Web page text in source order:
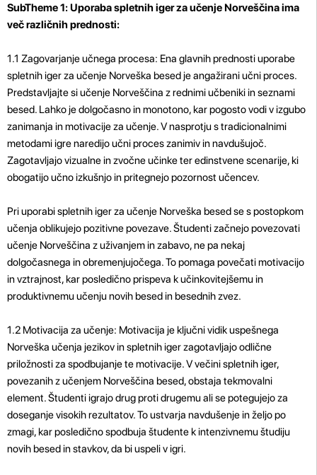
SubTheme 1: Uporaba spletnih iger za učenje Norveščina ima
več različnih prednosti:
1.1 Zagovarjanje učnega procesa: Ena glavnih prednosti uporabe
spletnih iger za učenje Norveška besed je angažirani učni proces.
Predstavljajte si učenje Norveščina z rednimi učbeniki in seznami
besed. Lahko je dolgočasno in monotono, kar pogosto vodi v izgubo
zanimanja in motivacije za učenje. V nasprotju s tradicionalnimi
metodami igre naredijo učni proces zanimiv in navdušujoč.
Zagotavljajo vizualne in zvočne učinke ter edinstvene scenarije, ki
obogatijo učno izkušnjo in pritegnejo pozornost učencev.
Pri uporabi spletnih iger za učenje Norveška besed se s postopkom
učenja oblikujejo pozitivne povezave. Študenti začnejo povezovati
učenje Norveščina z uživanjem in zabavo, ne pa nekaj
dolgočasnega in obremenjujočega. To pomaga povečati motivacijo
in vztrajnost, kar posledično prispeva k učinkovitejšemu in
produktivnemu učenju novih besed in besednih zvez.
1.2 Motivacija za učenje: Motivacija je ključni vidik uspešnega
Norveška učenja jezikov in spletnih iger zagotavljajo odlične
priložnosti za spodbujanje te motivacije. V večini spletnih iger,
povezanih z učenjem Norveščina besed, obstaja tekmovalni
element. Študenti igrajo drug proti drugemu ali se potegujejo za
doseganje visokih rezultatov. To ustvarja navdušenje in željo po
zmagi, kar posledično spodbuja študente k intenzivnemu študiju
novih besed in stavkov, da bi uspeli v igri.